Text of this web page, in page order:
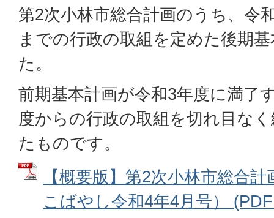
第2次小林市総合計画のうち、令
までの行政の取組を定めた後期
た。
前期基本計画が令和3年度に満了
度からの行政の取組を切れ目な
たものです。
【概要版】第2次小林市総合
こばやし令和4年4月号）